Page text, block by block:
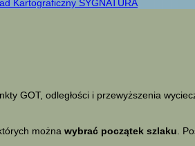
GOT, odległości i przewyższenia
można wybrać początek szlaku .